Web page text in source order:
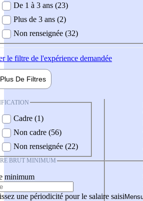
De 1 à 3 ans (23)
Plus de 3 ans (2)
Non renseignée (32)
le filtre de l'expérience demandée
Plus De Filtres
Cadre (1)
Non cadre (56)
Non renseignée (22)
BRUT MINIMUM
minimum
une périodicité pour le salaire saisi